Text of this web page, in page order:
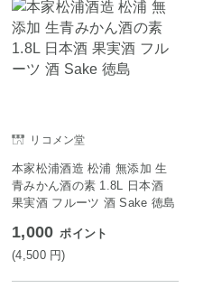
リコメン堂
本家松浦酒造 松浦 無添加 生
青みかん酒の素 1.8L 日本酒
果実酒 フルーツ 酒 Sake 徳島
1,000 ポイント
(4,500 円)